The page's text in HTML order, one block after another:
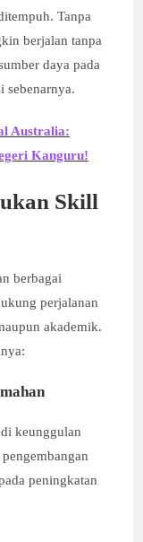
Tanpa
berjalan tanpa
daya pada
sebenarnya.
Australia:
Kanguru!
Skill
berbagai
perjalanan
akademik.
keunggulan
peningkatan